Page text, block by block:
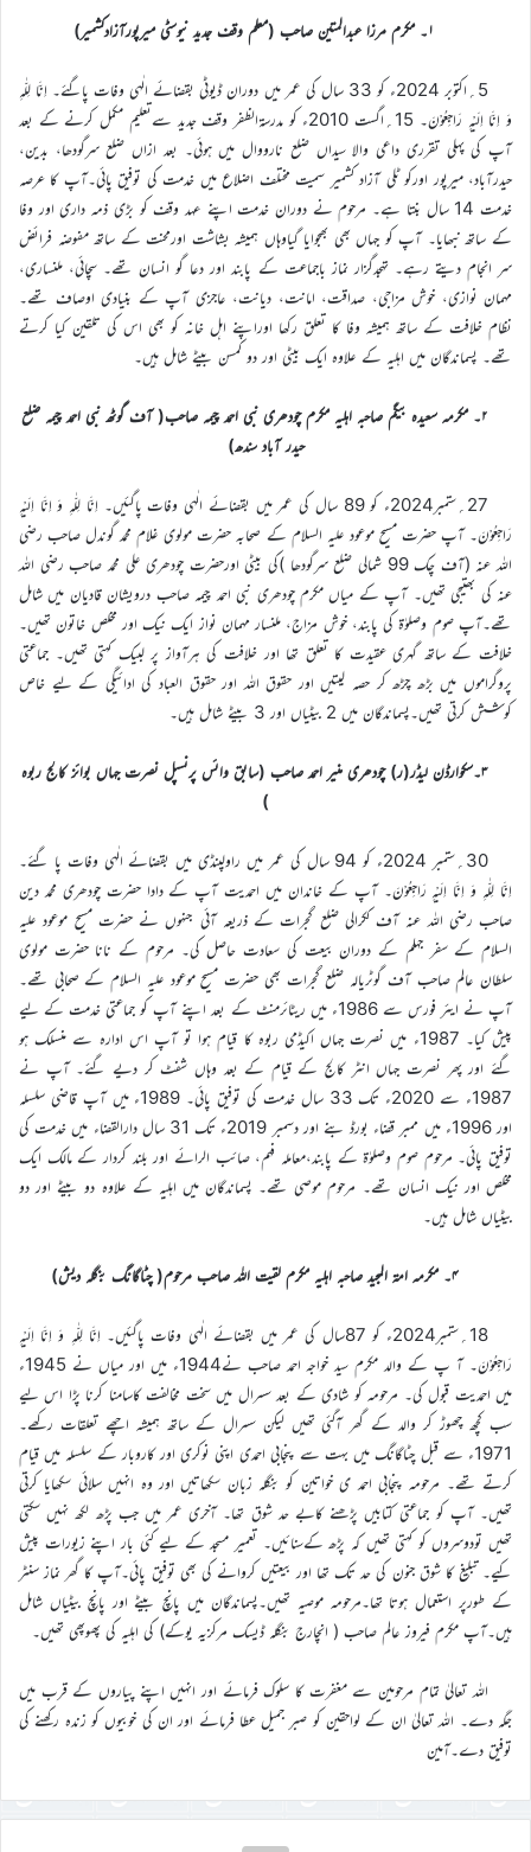
۱۔ مکرم مرزا عبدالمتین صاحب (معلم وقف جدید نیوسٹی میرپورآزادکشمیر)
5؍اکتوبر 2024ء کو 33 سال کی عمر میں دوران ڈیوٹی بقضائے الٰہی وفات پاگئے۔ اِنَّا لِلّٰہِ
وَ اِنَّا اِلَیْہِ رَاجِعُوْنَ۔ 15؍اگست 2010ء کو مدرسۃالظفر وقف جدید سےتعلیم مکمل کرنے کے بعد
آپ کی پہلی تقرری داعی والا سیداں ضلع نارووال میں ہوئی۔ بعد ازاں ضلع سرگودھا، بدین،
حیدرآباد، میرپور اورکو ٹلی آزاد کشمیر سمیت مختلف اضلاع میں خدمت کی توفیق پائی۔آپ کا عرصہ
خدمت 14 سال بنتا ہے۔ مرحوم نے دوران خدمت اپنے عہد وقف کو بڑی ذمہ داری اور وفا
کے ساتھ نبھایا۔ آپ کو جہاں بھی بھجوایا گیاوہاں ہمیشہ بشاشت اورمحنت کے ساتھ مفوضہ فرائض
سر انجام دیتے رہے۔ تہجدگزار نماز باجماعت کے پابند اور دعا گو انسان تھے۔ سچائی، ملنساری،
مہمان نوازی، خوش مزاجی، صداقت، امانت، دیانت، عاجزی آپ کے بنیادی اوصاف تھے۔
نظام خلافت کے ساتھ ہمیشہ وفا کا تعلق رکھا اوراپنے اہل خانہ کو بھی اس کی تلقین کیا کرتے
تھے۔ پسماندگان میں اہلیہ کے علاوہ ایک بیٹی اور دو کمسن بیٹے شامل ہیں۔
۲۔ مکرمہ سعیدہ بیگم صاحبہ اہلیہ مکرم چودھری نبی احمد چیمہ صاحب( آف گوٹھ نبی احمد چیمہ ضلع
حیدر آباد سندھ)
27؍ستمبر2024ء کو 89 سال کی عمر میں بقضائے الٰہی وفات پاگئیں۔ اِنَّا لِلّٰہِ وَ اِنَّا اِلَیْہِ
رَاجِعُوْنَ۔ آپ حضرت مسیح موعود علیہ السلام کے صحابہ حضرت مولوی غلام محمد گوندل صاحب رضی
اللہ عنہ (آف چک 99 شمالی ضلع سرگودھا )کی بیٹی اورحضرت چودھری علی محمد صاحب رضی اللہ
عنہ کی بھتیجی تھیں۔ آپ کے میاں مکرم چودھری نبی احمد چیمہ صاحب درویشان قادیان میں شامل
تھے۔آپ صوم وصلوٰۃ کی پابند، خوش مزاج، ملنسار مہمان نواز ایک نیک اور مخلص خاتون تھیں۔
خلافت کے ساتھ گہری عقیدت کا تعلق تھا اور خلافت کی ہرآواز پر لبیک کہتی تھیں۔ جماعتی
پروگراموں میں بڑھ چڑھ کر حصہ لیتیں اور حقوق اللہ اور حقوق العباد کی ادائیگی کے لیے خاص
کوشش کرتی تھیں۔پسماندگان میں 2 بیٹیاں اور 3 بیٹے شامل ہیں۔
۳۔سکوارڈن لیڈر(ر) چودھری منیر احمد صاحب (سابق وائس پرنسپل نصرت جہاں بوائز کالج ربوہ
)
30؍ستمبر 2024ء کو 94 سال کی عمر میں راولپنڈی میں بقضائے الٰہی وفات پا گئے۔
اِنَّا لِلّٰہِ وَ اِنَّا اِلَیْہِ رَاجِعُوْنَ۔ آپ کے خاندان میں احمدیت آپ کے دادا حضرت چودھری محمد دین
صاحب رضی اللہ عنہ آف ککرالی ضلع گجرات کے ذریعہ آئی جنہوں نے حضرت مسیح موعود علیہ
السلام کے سفر جہلم کے دوران بیعت کی سعادت حاصل کی۔ مرحوم کے نانا حضرت مولوی
سلطان عالم صاحب آف گوٹریالہ ضلع گجرات بھی حضرت مسیح موعود علیہ السلام کے صحابی تھے۔
آپ نے ایئر فورس سے 1986ء میں ریٹائرمنٹ کے بعد اپنے آپ کو جماعتی خدمت کے لیے
پیش کیا۔ 1987ء میں نصرت جہاں اکیڈمی ربوہ کا قیام ہوا تو آپ اس ادارہ سے منسلک ہو
گئے اور پھر نصرت جہاں انٹر کالج کے قیام کے بعد وہاں شفٹ کر دیے گئے۔ آپ نے
1987ء سے 2020ء تک 33 سال خدمت کی توفیق پائی۔ 1989ء میں آپ قاضی سلسلہ
اور 1996ء میں ممبر قضاء بورڈ بنے اور دسمبر 2019ء تک 31 سال دارالقضاء میں خدمت کی
توفیق پائی۔ مرحوم صوم وصلوٰۃ کے پابند،معاملہ فہم، صائب الرائے اور بلند کردار کے مالک ایک
مخلص اور نیک انسان تھے۔ مرحوم موصی تھے۔ پسماندگان میں اہلیہ کے علاوہ دو بیٹے اور دو
بیٹیاں شامل ہیں۔
۴۔ مکرمہ امۃ المجید صاحبہ اہلیہ مکرم لقیت اللہ صاحب مرحوم( چٹاگانگ بنگلہ دیش)
18؍ستمبر2024ء کو 87سال کی عمر میں بقضائے الٰہی وفات پاگئیں۔ اِنَّا لِلّٰہِ وَ اِنَّا اِلَیْہِ
رَاجِعُوْنَ۔ آ پ کے والد مکرم سید خواجہ احمد صاحب نے1944ء میں اور میاں نے 1945ء
میں احمدیت قبول کی۔ مرحومہ کو شادی کے بعد سسرال میں سخت مخالفت کاسامنا کرنا پڑا اس لیے
سب کچھ چھوڑ کر والد کے گھر آگئی تھیں لیکن سسرال کے ساتھ ہمیشہ اچھے تعلقات رکھے۔
1971ء سے قبل چٹاگانگ میں بہت سے پنجابی احمدی اپنی نوکری اور کاروبار کے سلسلہ میں قیام
کرتے تھے۔ مرحومہ پنجابی احمد ی خواتین کو بنگلہ زبان سکھاتیں اور وہ انہیں سلائی سکھایا کرتی
تھیں۔ آپ کو جماعتی کتابیں پڑھنے کابے حد شوق تھا۔ آخری عمر میں جب پڑھ لکھ نہیں سکتی
تھیں تودوسروں کو کہتی تھیں کہ پڑھ کےسنائیں۔ تعمیر مسجد کے لیے کئی بار اپنے زیورات پیش
کیے۔ تبلیغ کا شوق جنون کی حد تک تھا اور بیعتیں کروانے کی بھی توفیق پائی۔آپ کا گھر نماز سنٹر
کے طورپر استعمال ہوتا تھا۔مرحومہ موصیہ تھیں۔پسماندگان میں پانچ بیٹے اور پانچ بیٹیاں شامل
ہیں۔آپ مکرم فیروز عالم صاحب ( انچارج بنگلہ ڈیسک مرکزیہ یوکے) کی اہلیہ کی پھوپھی تھیں۔
اللہ تعالیٰ تمام مرحومین سے مغفرت کا سلوک فرمائے اور انہیں اپنے پیاروں کے قرب میں
جگہ دے۔ اللہ تعالیٰ ان کے لواحقین کو صبر جمیل عطا فرمائے اور ان کی خوبیوں کو زندہ رکھنے کی
توفیق دے۔آمین